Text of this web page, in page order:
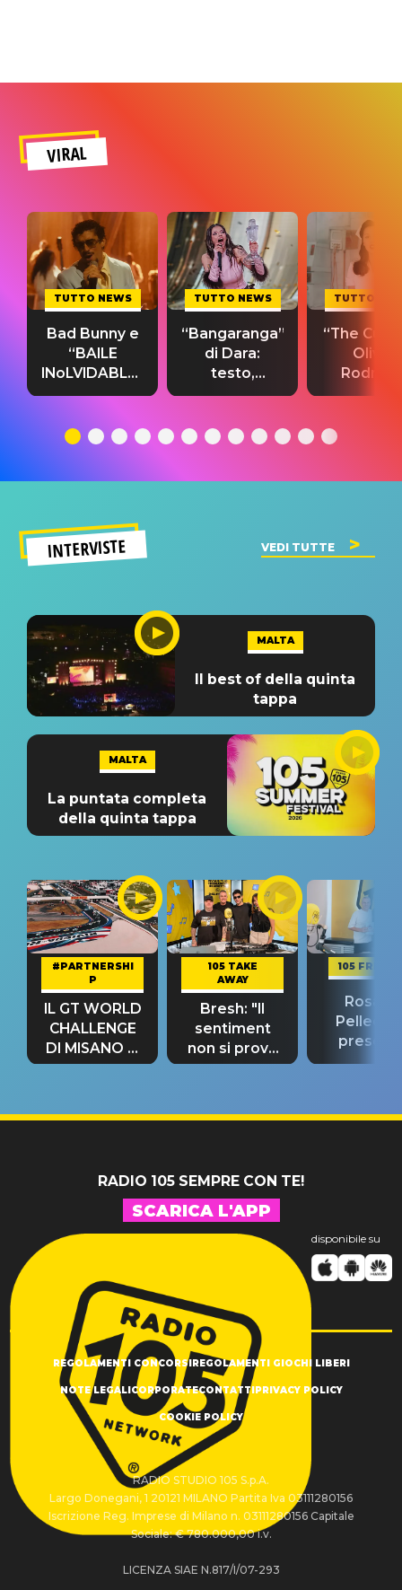
VIRAL
TUTTO NEWS
Bad Bunny e
“BAILE
INoLVIDABLE”:
testo,
significato
TUTTO NEWS
“Bangaranga”
di Dara:
testo,
traduzione e
del singolo
TUTTO
“The
Olivia
testo,
INTERVISTE VEDI TUTTE
MALTA
Il best of della quinta
tappa
MALTA
La puntata completa
della quinta tappa
#PARTNERSHI
P
IL GT WORLD
CHALLENGE
DI MISANO si
riconferma
105 TAKE
AWAY
Bresh: "Il
sentiment
non si prova
fino alla notte
105
Rosario
“Così
RADIO 105 SEMPRE CON TE!
SCARICA L'APP
disponibile su
REGOLAMENTI CONCORSI REGOLAMENTI GIOCHI LIBERI
NOTE LEGALI CORPORATECONTATTI PRIVACY POLICY
COOKIE POLICY
RADIO STUDIO 105 S.p.A.
Largo Donegani, 1 20121 MILANO Partita Iva 03111280156
Iscrizione Reg. Imprese di Milano n. 03111280156 Capitale
Sociale: € 780.000,00 i.v.
LICENZA SIAE N.817/I/07-293